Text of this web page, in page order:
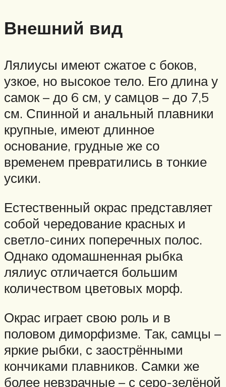
Внешний вид
Лялиусы имеют сжатое с боков,
узкое, но высокое тело. Его длина у
самок – до 6 см, у самцов – до 7,5
см. Спинной и анальный плавники
крупные, имеют длинное
основание, грудные же со
временем превратились в тонкие
усики.
Естественный окрас представляет
собой чередование красных и
светло-синих поперечных полос.
Однако одомашненная рыбка
лялиус отличается большим
количеством цветовых морф.
Окрас играет свою роль и в
половом диморфизме. Так, самцы –
яркие рыбки, с заострёнными
кончиками плавников. Самки же
более невзрачные – с серо-зелёной